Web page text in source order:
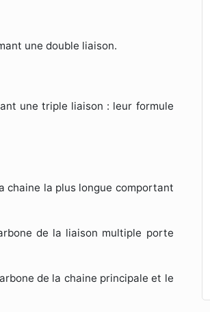
une double liaison.
une triple liaison : leur formule
chaine la plus longue comportant
de la liaison multiple porte
de la chaine principale et le